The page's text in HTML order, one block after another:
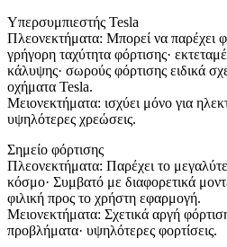
Υπερσυμπιεστής Tesla
Πλεονεκτήματα: Μπορεί να παρέχει
γρήγορη ταχύτητα φόρτισης·
κάλυψης· σωρούς φόρτισης ειδικά
οχήματα Tesla.
Μειονεκτήματα: ισχύει μόνο για
υψηλότερες χρεώσεις.
Σημείο φόρτισης
Πλεονεκτήματα: Παρέχει το
κόσμο· Συμβατό με διαφορετικά
φιλική προς το χρήστη εφαρμογή.
Μειονεκτήματα: Σχετικά αργή
προβλήματα· υψηλότερες φορτίσεις.